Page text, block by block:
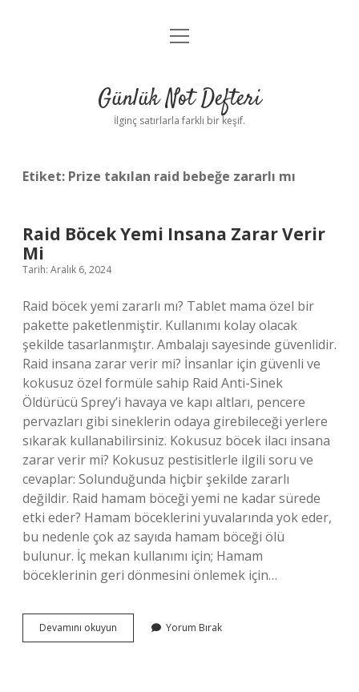
Anasayfa
Yasal Uyarı
menüyü
Günlük Not Defteri
İlginç satırlarla farklı bir keşif.
Etiket: Prize takılan raid bebeğe zararlı mı
Raid Böcek Yemi Insana Zarar Verir
Mi
Tarih: Aralık 6, 2024
Raid böcek yemi zararlı mı? Tablet mama özel bir
pakette paketlenmiştir. Kullanımı kolay olacak
şekilde tasarlanmıştır. Ambalajı sayesinde güvenlidir.
Raid insana zarar verir mi? İnsanlar için güvenli ve
kokusuz özel formüle sahip Raid Anti-Sinek
Öldürücü Sprey’i havaya ve kapı altları, pencere
pervazları gibi sineklerin odaya girebileceği yerlere
sıkarak kullanabilirsiniz. Kokusuz böcek ilacı insana
zarar verir mi? Kokusuz pestisitlerle ilgili soru ve
cevaplar: Solunduğunda hiçbir şekilde zararlı
değildir. Raid hamam böceği yemi ne kadar sürede
etki eder? Hamam böceklerini yuvalarında yok eder,
bu nedenle çok az sayıda hamam böceği ölü
bulunur. İç mekan kullanımı için; Hamam
böceklerinin geri dönmesini önlemek için…
Devamını okuyun
Böcek
Yorum Bırak